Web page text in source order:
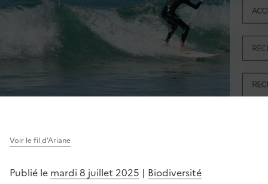
Voir le fil d’Ariane
Publié le mardi 8 juillet 2025 | Biodiversité